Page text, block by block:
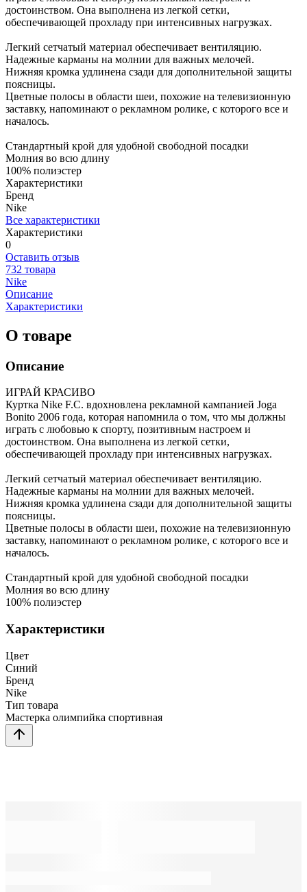
достоинством. Она выполнена из легкой сетки,
обеспечивающей прохладу при интенсивных нагрузках.
Легкий сетчатый материал обеспечивает вентиляцию.
Надежные карманы на молнии для важных мелочей.
Нижняя кромка удлинена сзади для дополнительной защиты
поясницы.
Цветные полосы в области шеи, похожие на телевизионную
заставку, напоминают о рекламном ролике, с которого все и
началось.
Стандартный крой для удобной свободной посадки
Молния во всю длину
100% полиэстер
Характеристики
Бренд
Nike
Все характеристики
Характеристики
0
Оставить отзыв
732 товара
Nike
Описание
Характеристики
О товаре
Описание
ИГРАЙ КРАСИВО
Куртка Nike F.C. вдохновлена рекламной кампанией Joga
Bonito 2006 года, которая напомнила о том, что мы должны
играть с любовью к спорту, позитивным настроем и
достоинством. Она выполнена из легкой сетки,
обеспечивающей прохладу при интенсивных нагрузках.
Легкий сетчатый материал обеспечивает вентиляцию.
Надежные карманы на молнии для важных мелочей.
Нижняя кромка удлинена сзади для дополнительной защиты
поясницы.
Цветные полосы в области шеи, похожие на телевизионную
заставку, напоминают о рекламном ролике, с которого все и
началось.
Стандартный крой для удобной свободной посадки
Молния во всю длину
100% полиэстер
Характеристики
Цвет
Синий
Бренд
Nike
Тип товара
Мастерка олимпийка спортивная